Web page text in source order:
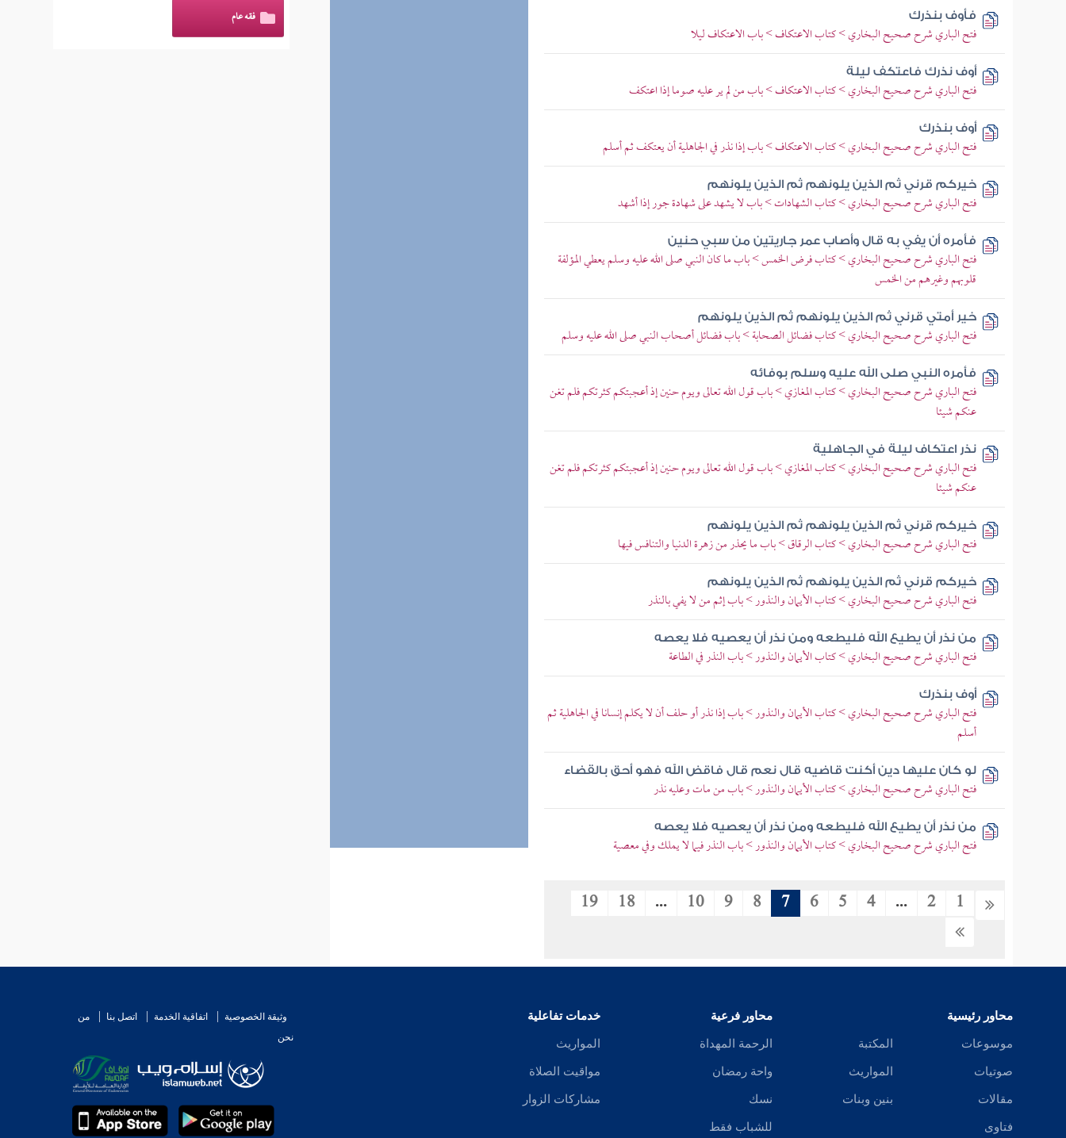
فأوف بنذرك
فتح الباري شرح صحيح البخاري > كتاب الاعتكاف > باب الاعتكاف ليلا
أوف نذرك فاعتكف ليلة
فتح الباري شرح صحيح البخاري > كتاب الاعتكاف > باب من لم ير عليه صوما إذا اعتكف
أوف بنذرك
فتح الباري شرح صحيح البخاري > كتاب الاعتكاف > باب إذا نذر في الجاهلية أن يعتكف ثم أسلم
خيركم قرني ثم الذين يلونهم ثم الذين يلونهم
فتح الباري شرح صحيح البخاري > كتاب الشهادات > باب لا يشهد على شهادة جور إذا أشهد
فأمره أن يفي به قال وأصاب عمر جاريتين من سبي حنين
فتح الباري شرح صحيح البخاري > كتاب فرض الخمس > باب ما كان النبي صلى الله عليه وسلم يعطي المؤلفة
قلوبهم وغيرهم من الخمس
خير أمتي قرني ثم الذين يلونهم ثم الذين يلونهم
فتح الباري شرح صحيح البخاري > كتاب فضائل الصحابة > باب فضائل أصحاب النبي صلى الله عليه وسلم
فأمره النبي صلى الله عليه وسلم بوفائه
فتح الباري شرح صحيح البخاري > كتاب المغازي > باب قول الله تعالى ويوم حنين إذ أعجبتكم كثرتكم فلم تغن
عنكم شيئا
نذر اعتكاف ليلة في الجاهلية
فتح الباري شرح صحيح البخاري > كتاب المغازي > باب قول الله تعالى ويوم حنين إذ أعجبتكم كثرتكم فلم تغن
عنكم شيئا
خيركم قرني ثم الذين يلونهم ثم الذين يلونهم
فتح الباري شرح صحيح البخاري > كتاب الرقاق > باب ما يحذر من زهرة الدنيا والتنافس فيها
خيركم قرني ثم الذين يلونهم ثم الذين يلونهم
فتح الباري شرح صحيح البخاري > كتاب الأيمان والنذور > باب إثم من لا يفي بالنذر
من نذر أن يطيع الله فليطعه ومن نذر أن يعصيه فلا يعصه
فتح الباري شرح صحيح البخاري > كتاب الأيمان والنذور > باب النذر في الطاعة
أوف بنذرك
فتح الباري شرح صحيح البخاري > كتاب الأيمان والنذور > باب إذا نذر أو حلف أن لا يكلم إنسانا في الجاهلية ثم
أسلم
لو كان عليها دين أكنت قاضيه قال نعم قال فاقض الله فهو أحق بالقضاء
فتح الباري شرح صحيح البخاري > كتاب الأيمان والنذور > باب من مات وعليه نذر
من نذر أن يطيع الله فليطعه ومن نذر أن يعصيه فلا يعصه
فتح الباري شرح صحيح البخاري > كتاب الأيمان والنذور > باب النذر فيما لا يملك وفي معصية
1
2
...
4
5
6
7
8
9
10
...
18
19
فقه عام
محاور رئيسية
موسوعات
صوتيات
مقالات
فتاوى
المكتبة
المواريث
بنين وبنات
محاور فرعية
الرحمة المهداة
واحة رمضان
نسك
للشباب فقط
خدمات تفاعلية
المواريث
مواقيت الصلاة
مشاركات الزوار
وثيقة الخصوصية اتفاقية الخدمة اتصل بنا
من
نحن